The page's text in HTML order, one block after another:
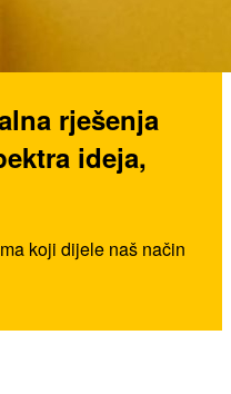
rješenja
ideja,
koji dijele naš način